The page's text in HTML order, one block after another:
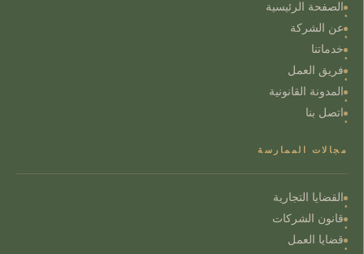
الصفحة الرئيسية
عن الشركة
خدماتنا
فريق العمل
المدونة القانونية
اتصل بنا
مجالات الممارسة
القضايا التجارية
قانون الشركات
قضايا العمل